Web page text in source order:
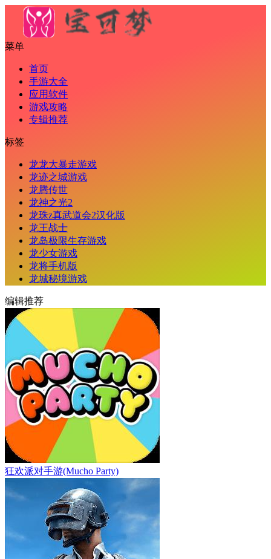
菜单
首页
手游大全
应用软件
游戏攻略
专辑推荐
标签
龙龙大暴走游戏
龙迹之城游戏
龙腾传世
龙神之光2
龙珠z真武道会2汉化版
龙王战士
龙岛极限生存游戏
龙少女游戏
龙将手机版
龙城秘境游戏
编辑推荐
狂欢派对手游(Mucho Party)